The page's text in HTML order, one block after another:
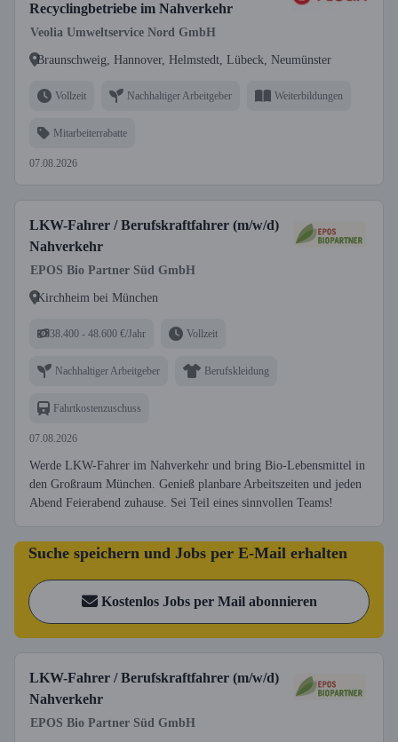
Recyclingbetriebe im Nahverkehr
Veolia Umweltservice Nord GmbH
Braunschweig, Hannover, Helmstedt, Lübeck, Neumünster
Vollzeit Nachhaltiger Arbeitgeber Weiterbildungen
Mitarbeiterrabatte
07.08.2026
LKW-Fahrer / Berufskraftfahrer (m/w/d)
Nahverkehr
EPOS Bio Partner Süd GmbH
Kirchheim bei München
38.400 - 48.600 €/Jahr Vollzeit
Nachhaltiger Arbeitgeber Berufskleidung
Fahrtkostenzuschuss
07.08.2026
Werde LKW-Fahrer im Nahverkehr und bring Bio-Lebensmittel in
den Großraum München. Genieß planbare Arbeitszeiten und jeden
Abend Feierabend zuhause. Sei Teil eines sinnvollen Teams!
Suche speichern und Jobs per E-Mail erhalten
Kostenlos Jobs per Mail abonnieren
LKW-Fahrer / Berufskraftfahrer (m/w/d)
Nahverkehr
EPOS Bio Partner Süd GmbH